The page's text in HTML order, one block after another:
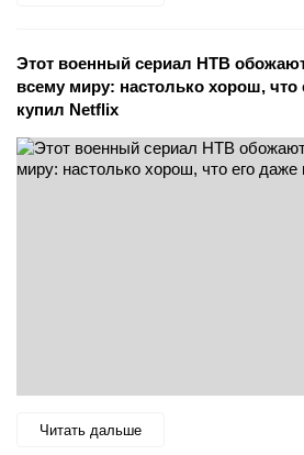
Этот военный сериал НТВ
всему миру: настолько хорош, что
купил Netflix
Читать дальше